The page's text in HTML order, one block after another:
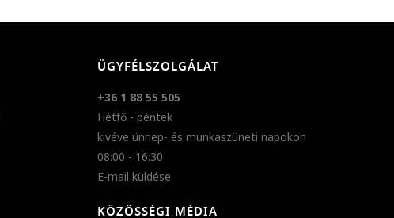
ÜGYFÉLSZOLGÁLAT
+36 1 88 55 505
Hétfő - péntek
kivéve ünnep- és munkaszüneti napokon
08:00 - 16:30
E-mail küldése
KÖZÖSSÉGI MÉDIA